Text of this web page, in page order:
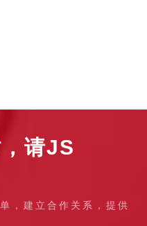
请JS
，建立合作关系，提供